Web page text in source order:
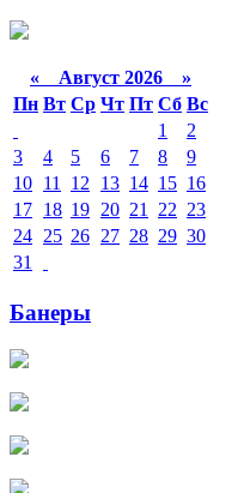
« Август 2026 »
Пн Вт Ср Чт Пт Сб Вс
1
2
3
4 5 6 7 8
9
10 11 12 13 14 15 16
17 18 19 20 21 22 23
24 25 26 27 28 29 30
31
Банеры